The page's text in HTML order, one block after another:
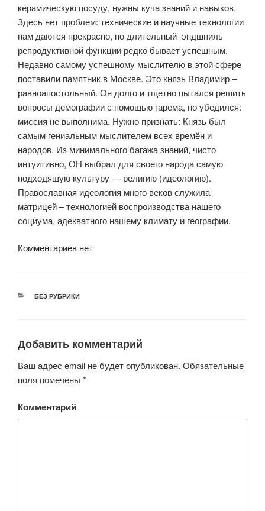
керамическую посуду, нужны куча знаний и навыков.
Здесь нет проблем: технические и научные технологии
нам даются прекрасно, но длительный эндшпиль
репродуктивной функции редко бывает успешным.
Недавно самому успешному мыслителю в этой сфере
поставили памятник в Москве. Это князь Владимир –
равноапостольный. Он долго и тщетно пытался решить
вопросы демографии с помощью гарема, но убедился:
миссия не выполнима. Нужно признать: Князь был
самым гениальным мыслителем всех времён и
народов. Из минимального багажа знаний, чисто
интуитивно, ОН выбрал для своего народа самую
подходящую культуру — религию (идеологию).
Православная идеология много веков служила
матрицей – технологией воспроизводства нашего
социума, адекватного нашему климату и географии.
Комментариев нет
РУБРИКИ
БЕЗ РУБРИКИ
Добавить комментарий
Ваш адрес email не будет опубликован. Обязательные
поля помечены *
Комментарий